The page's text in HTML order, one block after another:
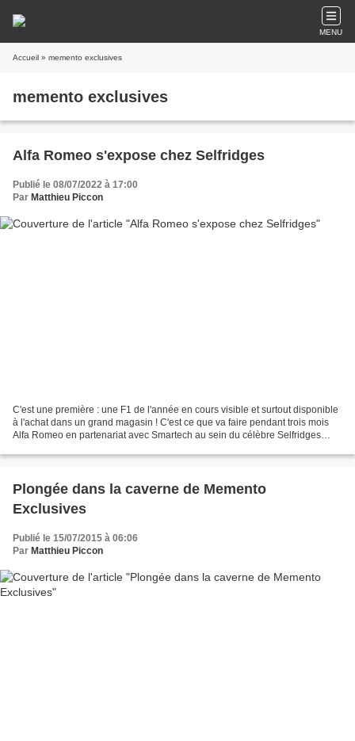
MENU
Accueil » memento exclusives
memento exclusives
Alfa Romeo s'expose chez Selfridges
Publié le 08/07/2022 à 17:00
Par Matthieu Piccon
C'est une première : une F1 de l'année en cours visible et surtout disponible
à l'achat dans un grand magasin ! C'est ce que va faire pendant trois mois
Alfa Romeo en partenariat avec Smartech au sein du célèbre Selfridges
Plongée dans la caverne de Memento
Exclusives
Publié le 15/07/2015 à 06:06
Par Matthieu Piccon